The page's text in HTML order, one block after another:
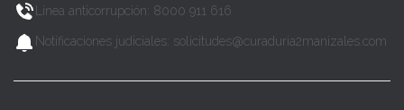
Línea anticorrupción: 8000 911 616
Notificaciones judiciales: solicitudes@curaduria2manizales.com